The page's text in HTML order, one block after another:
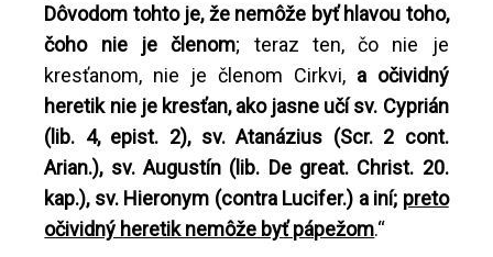
Dôvodom tohto je, že nemôže byť hlavou toho,
čoho nie je členom; teraz ten, čo nie je
kresťanom, nie je členom Cirkvi, a očividný
heretik nie je kresťan, ako jasne učí sv. Cyprián
(lib. 4, epist. 2), sv. Atanázius (Scr. 2 cont.
Arian.), sv. Augustín (lib. De great. Christ. 20.
kap.), sv. Hieronym (contra Lucifer.) a iní; preto
očividný heretik nemôže byť pápežom.“